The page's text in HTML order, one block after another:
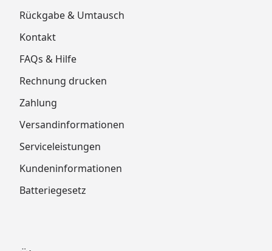
Rückgabe & Umtausch
Kontakt
FAQs & Hilfe
Rechnung drucken
Zahlung
Versandinformationen
Serviceleistungen
Kundeninformationen
Batteriegesetz